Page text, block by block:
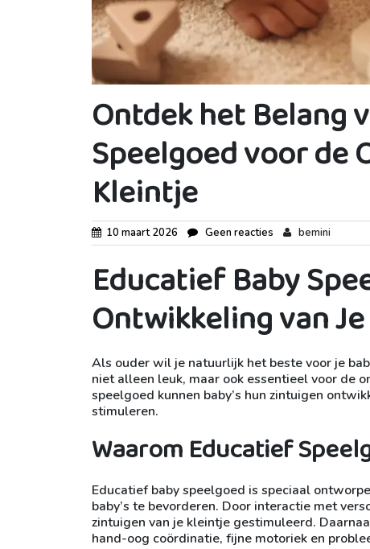
Ontdek het Belang
Speelgoed voor de
Kleintje
10 maart 2026 Geen reacties bemini
Educatief Baby
Ontwikkeling van
Als ouder wil je natuurlijk het beste voor je
niet alleen leuk, maar ook essentieel voor de
speelgoed kunnen baby’s hun zintuigen
stimuleren.
Waarom Educatief
Educatief baby speelgoed is speciaal
baby’s te bevorderen. Door interactie met
zintuigen van je kleintje gestimuleerd.
hand-oog coördinatie, fijne motoriek en